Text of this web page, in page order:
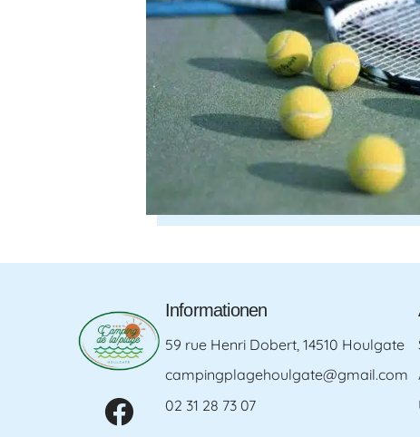
Informationen
59 rue Henri Dobert, 14510 Houlgate
campingplagehoulgate@gmail.com
02 31 28 73 07